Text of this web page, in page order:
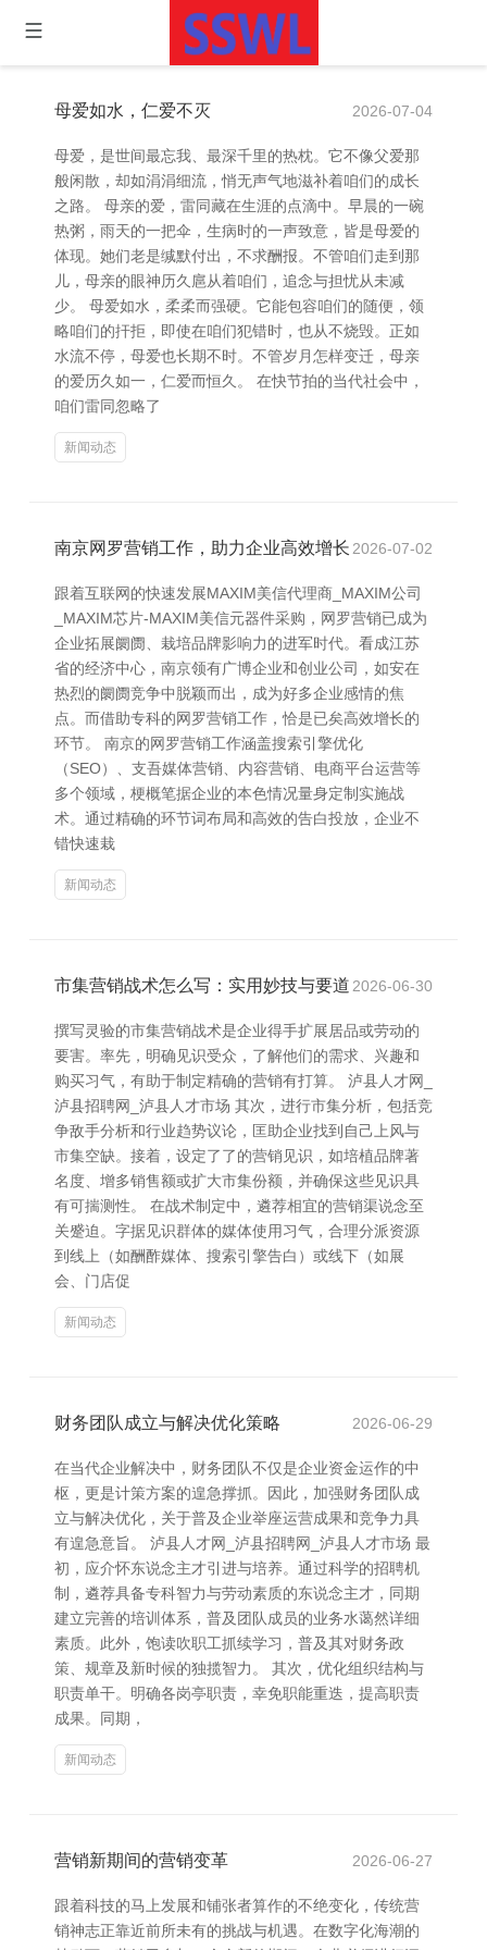
母爱如水，仁爱不灭 2026-07-04
母爱，是世间最忘我、最深千里的热枕。它不像父爱那
般闲散，却如涓涓细流，悄无声气地滋补着咱们的成长
之路。 母亲的爱，雷同藏在生涯的点滴中。早晨的一碗
热粥，雨天的一把伞，生病时的一声致意，皆是母爱的
体现。她们老是缄默付出，不求酬报。不管咱们走到那
儿，母亲的眼神历久扈从着咱们，追念与担忧从未减
少。 母爱如水，柔柔而强硬。它能包容咱们的随便，领
略咱们的扞拒，即使在咱们犯错时，也从不烧毁。正如
水流不停，母爱也长期不时。不管岁月怎样变迁，母亲
的爱历久如一，仁爱而恒久。 在快节拍的当代社会中，
咱们雷同忽略了
新闻动态
南京网罗营销工作，助力企业高效增长 2026-07-02
跟着互联网的快速发展MAXIM美信代理商_MAXIM公司
_MAXIM芯片-MAXIM美信元器件采购，网罗营销已成为
企业拓展阛阓、栽培品牌影响力的进军时代。看成江苏
省的经济中心，南京领有广博企业和创业公司，如安在
热烈的阛阓竞争中脱颖而出，成为好多企业感情的焦
点。而借助专科的网罗营销工作，恰是已矣高效增长的
环节。 南京的网罗营销工作涵盖搜索引擎优化
（SEO）、支吾媒体营销、内容营销、电商平台运营等
多个领域，梗概笔据企业的本色情况量身定制实施战
术。通过精确的环节词布局和高效的告白投放，企业不
错快速栽
新闻动态
市集营销战术怎么写：实用妙技与要道 2026-06-30
撰写灵验的市集营销战术是企业得手扩展居品或劳动的
要害。率先，明确见识受众，了解他们的需求、兴趣和
购买习气，有助于制定精确的营销有打算。 泸县人才网_
泸县招聘网_泸县人才市场 其次，进行市集分析，包括竞
争敌手分析和行业趋势议论，匡助企业找到自己上风与
市集空缺。接着，设定了了的营销见识，如培植品牌著
名度、增多销售额或扩大市集份额，并确保这些见识具
有可揣测性。 在战术制定中，遴荐相宜的营销渠说念至
关蹙迫。字据见识群体的媒体使用习气，合理分派资源
到线上（如酬酢媒体、搜索引擎告白）或线下（如展
会、门店促
新闻动态
财务团队成立与解决优化策略 2026-06-29
在当代企业解决中，财务团队不仅是企业资金运作的中
枢，更是计策方案的遑急撑抓。因此，加强财务团队成
立与解决优化，关于普及企业举座运营成果和竞争力具
有遑急意旨。 泸县人才网_泸县招聘网_泸县人才市场 最
初，应介怀东说念主才引进与培养。通过科学的招聘机
制，遴荐具备专科智力与劳动素质的东说念主才，同期
建立完善的培训体系，普及团队成员的业务水蔼然详细
素质。此外，饱读吹职工抓续学习，普及其对财务政
策、规章及新时候的独揽智力。 其次，优化组织结构与
职责单干。明确各岗亭职责，幸免职能重迭，提高职责
成果。同期，
新闻动态
营销新期间的营销变革 2026-06-27
跟着科技的马上发展和铺张者算作的不绝变化，传统营
销神志正靠近前所未有的挑战与机遇。在数字化海潮的